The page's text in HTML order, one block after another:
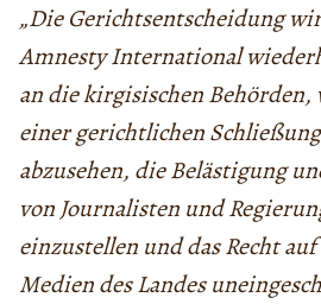
„Die Gerichtsentscheidung
Amnesty International
an die kirgisischen Behörden,
einer gerichtlichen
abzusehen, die Belästigung
von Journalisten und
einzustellen und das Recht
Medien des Landes